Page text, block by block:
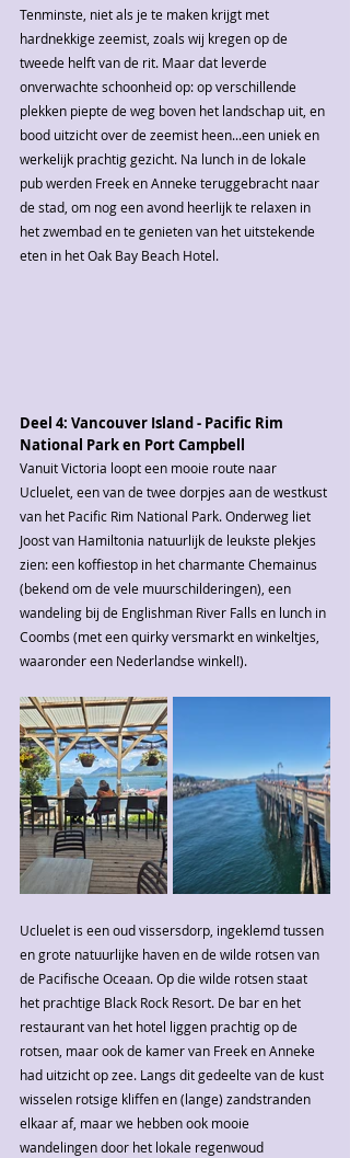
Tenminste, niet als je te maken krijgt met
hardnekkige zeemist, zoals wij kregen op de
tweede helft van de rit. Maar dat leverde
onverwachte schoonheid op: op verschillende
plekken piepte de weg boven het landschap uit, en
bood uitzicht over de zeemist heen...een uniek en
werkelijk prachtig gezicht. Na lunch in de lokale
pub werden Freek en Anneke teruggebracht naar
de stad, om nog een avond heerlijk te relaxen in
het zwembad en te genieten van het uitstekende
eten in het Oak Bay Beach Hotel.
Deel 4: Vancouver Island - Pacific Rim
National Park en Port Campbell
Vanuit Victoria loopt een mooie route naar
Ucluelet, een van de twee dorpjes aan de westkust
van het Pacific Rim National Park. Onderweg liet
Joost van Hamiltonia natuurlijk de leukste plekjes
zien: een koffiestop in het charmante Chemainus
(bekend om de vele muurschilderingen), een
wandeling bij de Englishman River Falls en lunch in
Coombs (met een quirky versmarkt en winkeltjes,
waaronder een Nederlandse winkel!).
Ucluelet is een oud vissersdorp, ingeklemd tussen
en grote natuurlijke haven en de wilde rotsen van
de Pacifische Oceaan. Op die wilde rotsen staat
het prachtige Black Rock Resort. De bar en het
restaurant van het hotel liggen prachtig op de
rotsen, maar ook de kamer van Freek en Anneke
had uitzicht op zee. Langs dit gedeelte van de kust
wisselen rotsige kliffen en (lange) zandstranden
elkaar af, maar we hebben ook mooie
wandelingen door het lokale regenwoud